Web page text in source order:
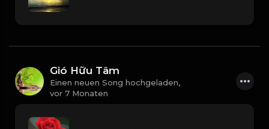
Gió Hữu Tâm
Einen neuen Song hochgeladen,
vor 7 Monaten